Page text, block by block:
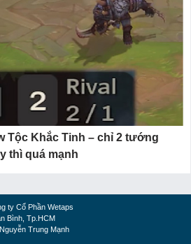
Tộc Khắc Tinh – chỉ 2 tướng
thì quá mạnh
ty Cổ Phần Wetaps
Bình, Tp.HCM
Trung Mạnh